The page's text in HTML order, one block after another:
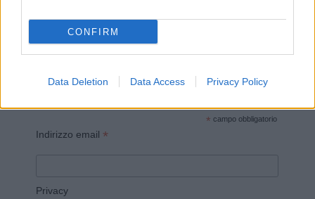
CONFIRM
Data Deletion Data Access Privacy Policy
Vuoi rimanere sempre aggiornato?
Iscriviti alla newsletter di Gallura Oggi e ricevi le nostre
sul sito web!
* campo obbligatorio
Indirizzo email *
Privacy